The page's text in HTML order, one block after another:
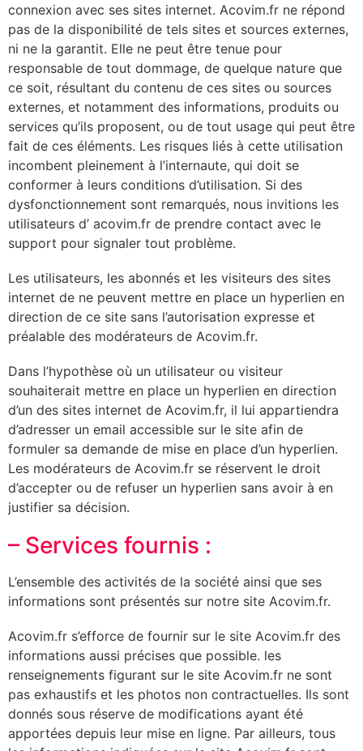
connexion avec ses sites internet. Acovim.fr ne répond
pas de la disponibilité de tels sites et sources externes,
ni ne la garantit. Elle ne peut être tenue pour
responsable de tout dommage, de quelque nature que
ce soit, résultant du contenu de ces sites ou sources
externes, et notamment des informations, produits ou
services qu’ils proposent, ou de tout usage qui peut être
fait de ces éléments. Les risques liés à cette utilisation
incombent pleinement à l’internaute, qui doit se
conformer à leurs conditions d’utilisation. Si des
dysfonctionnement sont remarqués, nous invitions les
utilisateurs d’ acovim.fr de prendre contact avec le
support pour signaler tout problème.
Les utilisateurs, les abonnés et les visiteurs des sites
internet de ne peuvent mettre en place un hyperlien en
direction de ce site sans l’autorisation expresse et
préalable des modérateurs de Acovim.fr.
Dans l’hypothèse où un utilisateur ou visiteur
souhaiterait mettre en place un hyperlien en direction
d’un des sites internet de Acovim.fr, il lui appartiendra
d’adresser un email accessible sur le site afin de
formuler sa demande de mise en place d’un hyperlien.
Les modérateurs de Acovim.fr se réservent le droit
d’accepter ou de refuser un hyperlien sans avoir à en
justifier sa décision.
– Services fournis :
L’ensemble des activités de la société ainsi que ses
informations sont présentés sur notre site Acovim.fr.
Acovim.fr s’efforce de fournir sur le site Acovim.fr des
informations aussi précises que possible. les
renseignements figurant sur le site Acovim.fr ne sont
pas exhaustifs et les photos non contractuelles. Ils sont
donnés sous réserve de modifications ayant été
apportées depuis leur mise en ligne. Par ailleurs, tous